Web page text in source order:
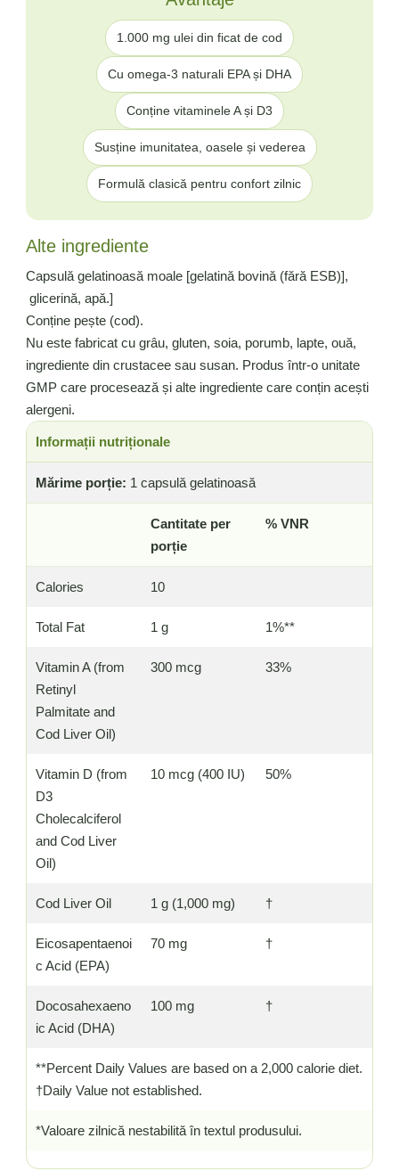
Informații nutriționale
Mărime porție: 1 capsulă gelatinoasă
Cantitate per
porție
% VNR
Calories 10
Total Fat 1 g 1%**
Vitamin A (from
Retinyl
Palmitate and
Cod Liver Oil)
300 mcg 33%
Vitamin D (from
D3
Cholecalciferol
and Cod Liver
Oil)
10 mcg (400 IU) 50%
Cod Liver Oil 1 g (1,000 mg) †
Eicosapentaenoi
c Acid (EPA)
70 mg †
Docosahexaeno
ic Acid (DHA)
100 mg †
**Percent Daily Values are based on a 2,000 calorie diet.
†Daily Value not established.
*Valoare zilnică nestabilită în textul produsului.
1.000 mg ulei din ficat de cod
Cu omega-3 naturali EPA și DHA
Conține vitaminele A și D3
Susține imunitatea, oasele și vederea
Formulă clasică pentru confort zilnic
Alte ingrediente
Capsulă gelatinoasă moale [gelatină bovină (fără ESB)],
glicerină, apă.]
Conține pește (cod).
Nu este fabricat cu grâu, gluten, soia, porumb, lapte, ouă,
ingrediente din crustacee sau susan. Produs într-o unitate
GMP care procesează și alte ingrediente care conțin acești
alergeni.